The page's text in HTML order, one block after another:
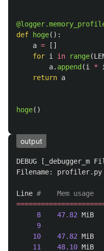
def
hoge():
a =
[]
for i in range(
a. append (i * i
return a
hoge()
output
DEBUG [ _debugger_m
Filename: profiler. py
Line
8
47.82 MiB
9
10
47.82 MiB
11
48.10 MiB